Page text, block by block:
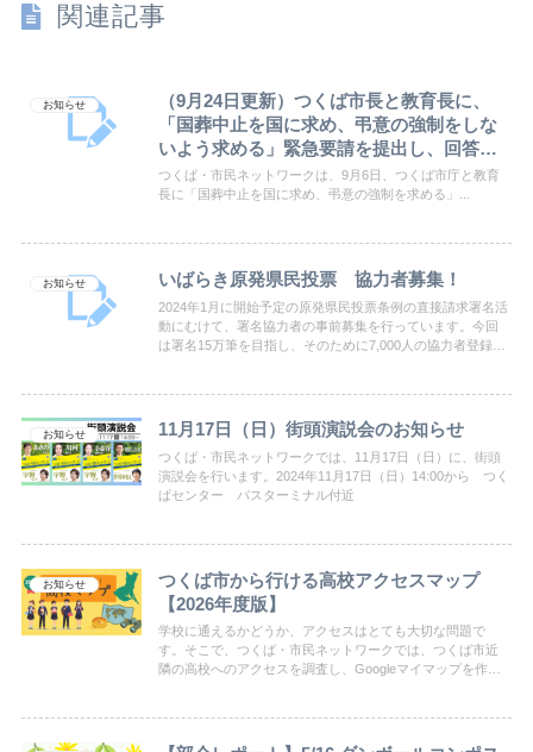
関連記事
お知らせ
（9月24日更新）つくば市長と教育長に、
「国葬中止を国に求め、弔意の強制をしな
いよう求める」緊急要請を提出し、回答が
ありました。
つくば・市民ネットワークは、9月6日、つくば市庁と教育
長に「国葬中止を国に求め、弔意の強制を求める」...
お知らせ いばらき原発県民投票 協力者募集！
2024年1月に開始予定の原発県民投票条例の直接請求署名活
動にむけて、署名協力者の事前募集を行っています。今回
は署名15万筆を目指し、そのために7,000人の協力者登録を
お知らせ 11月17日（日）街頭演説会のお知らせ
つくば・市民ネットワークでは、11月17日（日）に、街頭
演説会を行います。2024年11月17日（日）14:00から つく
ばセンター バスターミナル付近
お知らせ
つくば市から行ける高校アクセスマップ
【2026年度版】
学校に通えるかどうか、アクセスはとても大切な問題で
す。そこで、つくば・市民ネットワークでは、つくば市近
隣の高校へのアクセスを調査し、Googleマイマップを作成